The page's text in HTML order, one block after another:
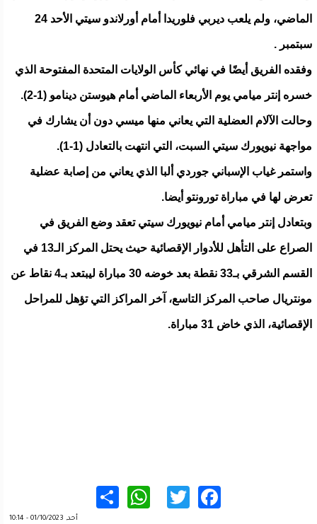
الماضي، ولم يلعب ديربي فلوريدا أمام أورلاندو سيتي الأحد 24
سبتمبر .
وفقده الفريق أيضًا في نهائي كأس الولايات المتحدة المفتوحة الذي
خسره إنتر ميامي يوم الأربعاء الماضي أمام هيوستن دينامو (1-2).
وحالت الآلام العضلية التي يعاني منها ميسي دون أن يشارك في
مواجهة نيويورك سيتي السبت، التي انتهت بالتعادل (1-1).
واستمر غياب الإسباني جوردي ألبا الذي يعاني من إصابة عضلية
تعرض لها في مباراة تورونتو أيضا.
وبتعادل إنتر ميامي أمام نيويورك سيتي تعقد وضع الفريق في
الصراع على التأهل للأدوار الإقصائية حيث يحتل المركز الـ13 في
القسم الشرقي بـ33 نقطة بعد خوضه 30 مباراة ليبتعد بـ4 نقاط عن
مونتريال صاحب المركز التاسع، آخر المراكز التي تؤهل للمراحل
الإقصائية، الذي خاض 31 مباراة.
Facebook
Twitter
WhatsApp
أحد, 01/10/2023 - 10:14